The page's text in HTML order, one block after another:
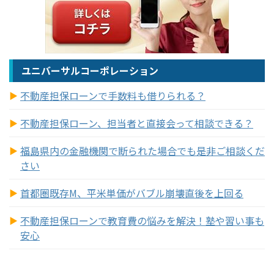
ユニバーサルコーポレーション
不動産担保ローンで手数料も借りられる？
不動産担保ローン、担当者と直接会って相談できる？
福島県内の金融機関で断られた場合でも是非ご相談くだ
さい
首都圏既存M、平米単価がバブル崩壊直後を上回る
不動産担保ローンで教育費の悩みを解決！塾や習い事も
安心